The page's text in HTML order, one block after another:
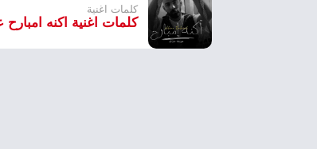
كلمات اغنية
كلمات اغنية اكنه امبارح